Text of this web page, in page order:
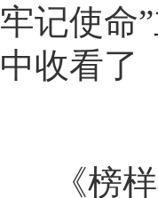
牢记使命
中收看了
《榜样